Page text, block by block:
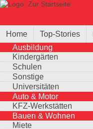
Direkt zum Inhalt
Home Top-Stories
Ausbildung
Kindergärten
Schulen
Sonstige
Universitäten
Auto & Motor
KFZ-Werkstätten
Bauen & Wohnen
Miete